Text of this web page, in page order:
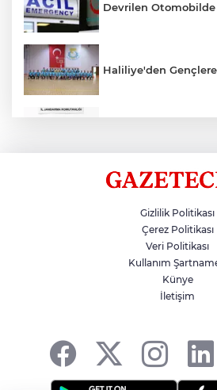
Devrilen Otomobilde
Haliliye'den
Hikmet Başak’tan
Atatürk Bulvarında
Gizlilik Politikası
Çerez Politikası
Veri Politikası
Kullanım
Künye
İletişim